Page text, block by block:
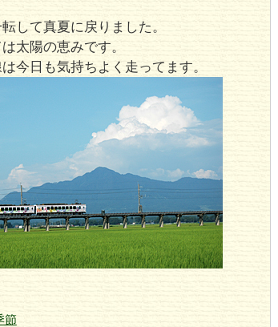
して真夏に戻りました。
太陽の恵みです。
今日も気持ちよく走ってます。
節